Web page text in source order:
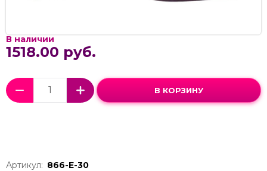
В наличии
1518.00 руб.
В КОРЗИНУ
Артикул: 866-Е-30